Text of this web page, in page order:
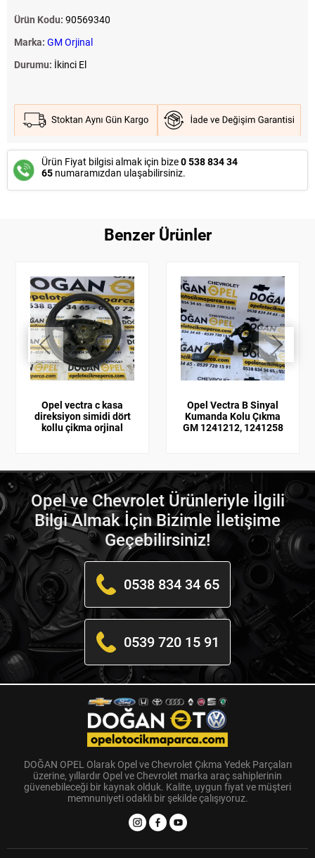
Ürün Kodu: 90569340
Marka: GM Orjinal
Durumu: İkinci El
Ürün Fiyat bilgisi almak için bize0 538 834 34
65 numaramızdan ulaşabilirsiniz.
Benzer Ürünler
Opel vectra c kasa
direksiyon simidi dört
kollu çikma orjinal
Opel Vectra B Sinyal
Kumanda Kolu Çıkma
GM 1241212, 1241258
Opel ve Chevrolet Ürünleriyle İlgili
Bilgi Almak İçin Bizimle İletişime
Geçebilirsiniz!
0538 834 34 65
0539 720 15 91
DOĞAN OPEL Olarak Opel ve Chevrolet Çıkma Yedek Parçaları
üzerine, yıllardır Opel ve Chevrolet marka araç sahiplerinin
güvenebileceği bir kaynak olduk. Kalite, uygun fiyat ve müşteri
memnuniyeti odaklı bir şekilde çalışıyoruz.